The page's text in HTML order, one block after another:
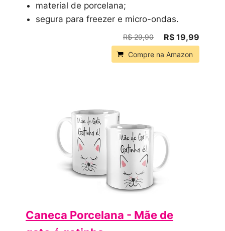
material de porcelana;
segura para freezer e micro-ondas.
R$ 29,90 R$ 19,99
Compre na Amazon
Caneca Porcelana - Mãe de